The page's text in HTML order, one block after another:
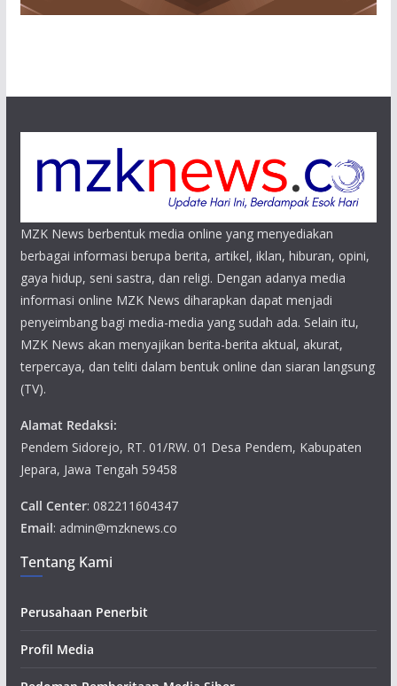
MZK News berbentuk media online yang menyediakan
berbagai informasi berupa berita, artikel, iklan, hiburan, opini,
gaya hidup, seni sastra, dan religi. Dengan adanya media
informasi online MZK News diharapkan dapat menjadi
penyeimbang bagi media-media yang sudah ada. Selain itu,
MZK News akan menyajikan berita-berita aktual, akurat,
terpercaya, dan teliti dalam bentuk online dan siaran langsung
(TV).
Alamat Redaksi:
Pendem Sidorejo, RT. 01/RW. 01 Desa Pendem, Kabupaten
Jepara, Jawa Tengah 59458
Call Center: 082211604347
Email: admin@mzknews.co
Tentang Kami
Perusahaan Penerbit
Profil Media